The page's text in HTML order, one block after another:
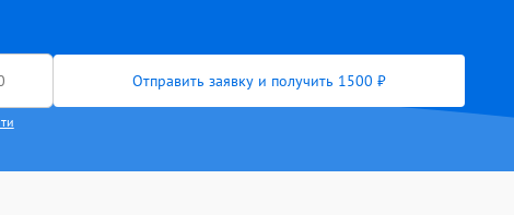
Отправить заявку и получить 1500 ₽